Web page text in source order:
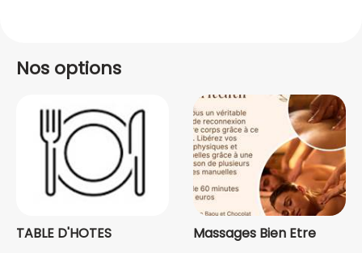
Nos options
TABLE D'HOTES Massages Bien Etre